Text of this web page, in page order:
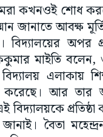
কখনওই শোধ
জানাতে আবক্ষ
বিদ্যালয়ের অপর
মাইতি বলেন,
এলাকায়
আর তার
বিদ্যালয়কে
বৈতা